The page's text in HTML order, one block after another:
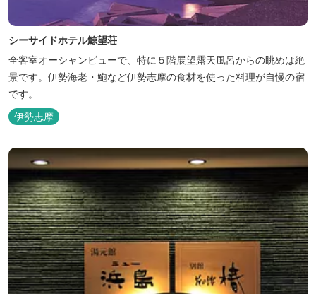
シーサイドホテル鯨望荘
全客室オーシャンビューで、特に５階展望露天風呂からの眺めは絶
景です。伊勢海老・鮑など伊勢志摩の食材を使った料理が自慢の宿
です。
伊勢志摩